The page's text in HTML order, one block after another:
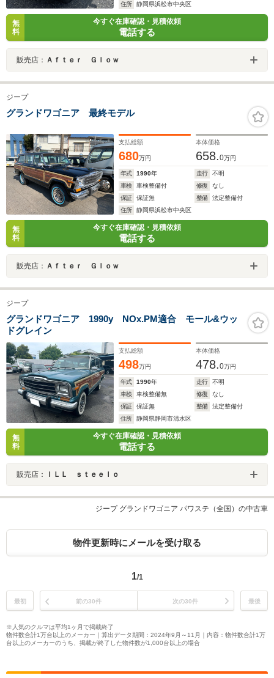
住所
静岡県浜松市中央区
無
料
今すぐ在庫確認・見積依頼
電話する
販売店： Ａｆｔｅｒ Ｇｌｏｗ
ジープ
グランドワゴニア 最終モデル
支払総額
680万円
本体価格
658.0万円
年式 1990年 走行
不明
車検
車検整備付 修復
なし
保証
保証無 整備
法定整備付
住所
静岡県浜松市中央区
無
料
今すぐ在庫確認・見積依頼
電話する
販売店： Ａｆｔｅｒ Ｇｌｏｗ
ジープ
グランドワゴニア 1990y NOx.PM適合 モール&ウッ
ドグレイン
支払総額
498万円
本体価格
478.0万円
年式 1990年 走行
不明
車検
車検整備無 修復
なし
保証
保証無 整備
法定整備付
住所
静岡県静岡市清水区
無
料
今すぐ在庫確認・見積依頼
電話する
販売店： ＩＬＬ ｓｔｅｅｌｏ
ジープ グランドワゴニア パワステ（全国）の中古車
物件更新時にメールを受け取る
1/1
最初 前の30件 次の30件 最後
※人気のクルマは平均1ヶ月で掲載終了
物件数合計1万台以上のメーカー｜算出データ期間：2024年9月～11月｜内容：物件数合計1万
台以上のメーカーのうち、掲載が終了した物件数が1,000台以上の場合